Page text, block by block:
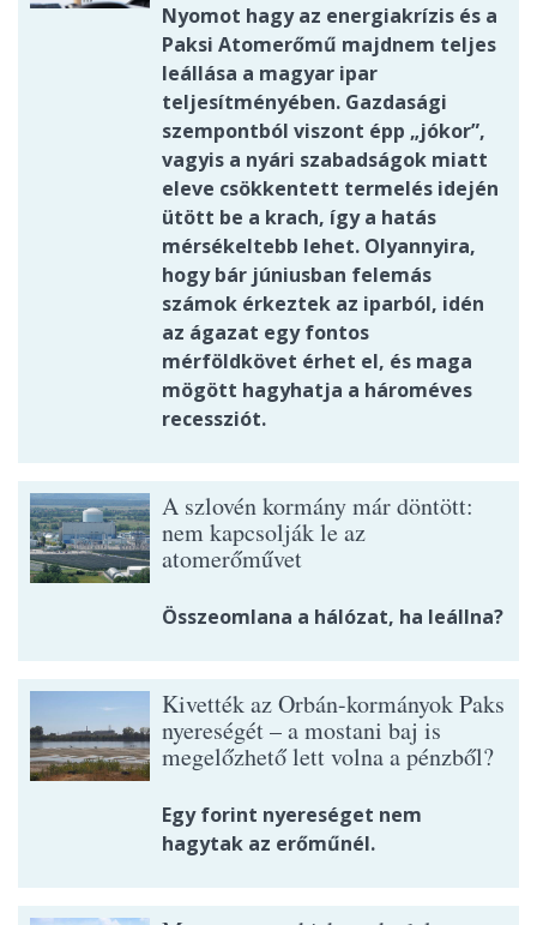
Nyomot hagy az energiakrízis és a
Paksi Atomerőmű majdnem teljes
leállása a magyar ipar
teljesítményében. Gazdasági
szempontból viszont épp „jókor”,
vagyis a nyári szabadságok miatt
eleve csökkentett termelés idején
ütött be a krach, így a hatás
mérsékeltebb lehet. Olyannyira,
hogy bár júniusban felemás
számok érkeztek az iparból, idén
az ágazat egy fontos
mérföldkövet érhet el, és maga
mögött hagyhatja a hároméves
recessziót.
A szlovén kormány már döntött:
nem kapcsolják le az
atomerőművet
Összeomlana a hálózat, ha leállna?
Kivették az Orbán-kormányok Paks
nyereségét – a mostani baj is
megelőzhető lett volna a pénzből?
Egy forint nyereséget nem
hagytak az erőműnél.